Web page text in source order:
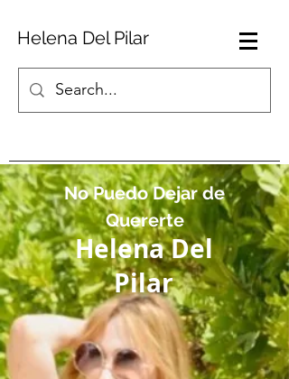
Helena Del Pilar
No Puedo Dejar de
Quererte
Helena Del
Pilar